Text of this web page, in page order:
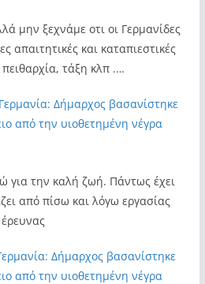
μην ξεχνάμε οτι οι Γερμανίδες
απαιτητικές και καταπιεστικές
τάξη κλπ .…
Γερμανία: Δήμαρχος βασανίστηκε
από την υιοθετημένη νέγρα
για την καλή ζωή. Πάντως έχει
από πίσω και λόγω εργασίας
έρευνας
Δήμαρχος βασανίστηκε
από την υιοθετημένη νέγρα